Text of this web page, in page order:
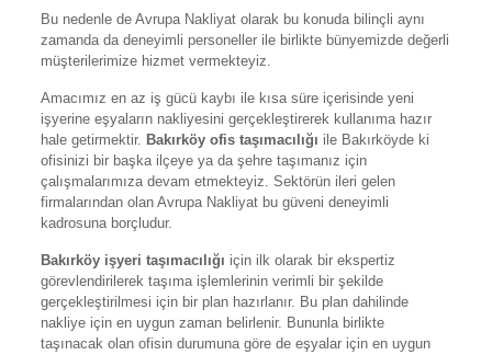
Bu nedenle de Avrupa Nakliyat olarak bu konuda bilinçli aynı
zamanda da deneyimli personeller ile birlikte bünyemizde değerli
müşterilerimize hizmet vermekteyiz.
Amacımız en az iş gücü kaybı ile kısa süre içerisinde yeni
işyerine eşyaların nakliyesini gerçekleştirerek kullanıma hazır
hale getirmektir. Bakırköy ofis taşımacılığı ile Bakırköyde ki
ofisinizi bir başka ilçeye ya da şehre taşımanız için
çalışmalarımıza devam etmekteyiz. Sektörün ileri gelen
firmalarından olan Avrupa Nakliyat bu güveni deneyimli
kadrosuna borçludur.
Bakırköy işyeri taşımacılığı için ilk olarak bir ekspertiz
görevlendirilerek taşıma işlemlerinin verimli bir şekilde
gerçekleştirilmesi için bir plan hazırlanır. Bu plan dahilinde
nakliye için en uygun zaman belirlenir. Bununla birlikte
taşınacak olan ofisin durumuna göre de eşyalar için en uygun